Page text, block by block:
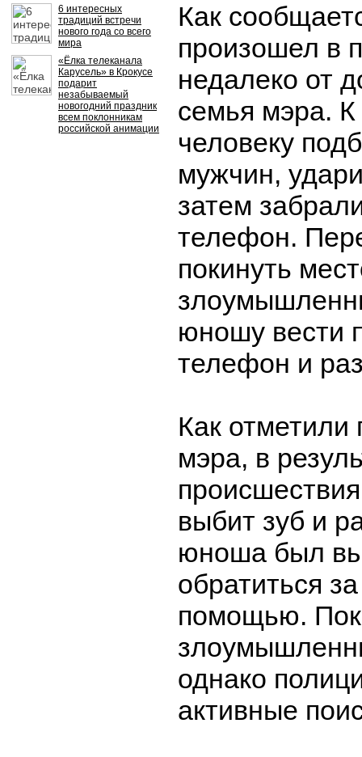
6 интересных
традиций встречи
нового года со всего
мира
«Ёлка телеканала
Карусель» в Крокусе
подарит
незабываемый
новогодний праздник
всем поклонникам
российской анимации
Как
произошел в
недалеко от
семья мэра.
человеку
мужчин,
затем
телефон.
покинуть
юношу вести
телефон и
Как отметили
мэра, в
выбит зуб и
юноша был
обратиться
помощью.
однако
активные